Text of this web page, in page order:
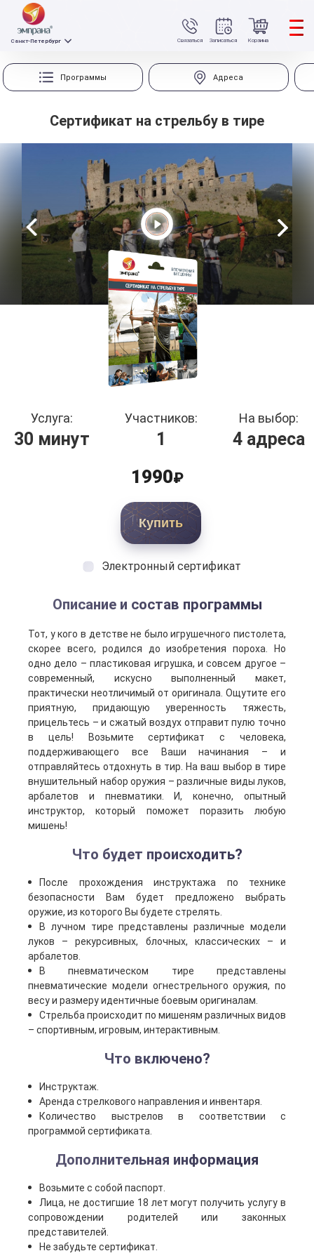
Связаться
Санкт-Петербург Записаться Корзина
Программы Адреса
Сертификат на стрельбу в тире
Услуга:
30 минут
Участников:
1
На выбор:
4 адреса
1990₽
Купить
Электронный сертификат
Описание и состав программы
Тот, у кого в детстве не было игрушечного пистолета,
скорее всего, родился до изобретения пороха. Но
одно дело – пластиковая игрушка, и совсем другое –
современный, искусно выполненный макет,
практически неотличимый от оригинала. Ощутите его
приятную, придающую уверенность тяжесть,
прицельтесь – и сжатый воздух отправит пулю точно
в цель! Возьмите сертификат с человека,
поддерживающего все Ваши начинания – и
отправляйтесь отдохнуть в тир. На ваш выбор в тире
внушительный набор оружия – различные виды луков,
арбалетов и пневматики. И, конечно, опытный
инструктор, который поможет поразить любую
мишень!
Что будет происходить?
После прохождения инструктажа по технике
безопасности Вам будет предложено выбрать
оружие, из которого Вы будете стрелять.
В лучном тире представлены различные модели
луков – рекурсивных, блочных, классических – и
арбалетов.
В пневматическом тире представлены
пневматические модели огнестрельного оружия, по
весу и размеру идентичные боевым оригиналам.
Стрельба происходит по мишеням различных видов
– спортивным, игровым, интерактивным.
Что включено?
Инструктаж.
Аренда стрелкового направления и инвентаря.
Количество выстрелов в соответствии с
программой сертификата.
Дополнительная информация
Возьмите с собой паспорт.
Лица, не достигшие 18 лет могут получить услугу в
сопровождении родителей или законных
представителей.
Не забудьте сертификат.